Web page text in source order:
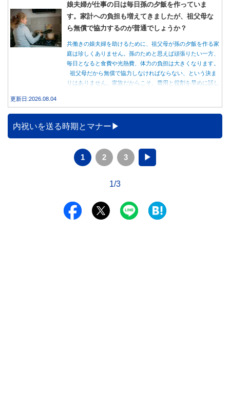
娘夫婦が仕事の日は毎日孫の夕飯を作っていま
す。家計への負担も増えてきましたが、祖父母な
ら無償で協力するのが普通でしょうか？
共働きの娘夫婦を助けるために、祖父母が孫の夕飯を作る家
庭は珍しくありません。孫のためと思えば頑張りたい一方、
毎日となると食費や光熱費、体力の負担は大きくなります。
祖父母だから無償で協力しなければならない、という決ま
りはありません。家族だからこそ、費用と役割を早めに話し
更新日:2026.08.04
内祝いを送る時期とマナー
1 2 3 ▶
1/3